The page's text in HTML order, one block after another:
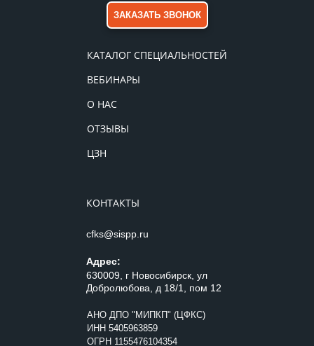
КАТАЛОГ СПЕЦИАЛЬНОСТЕЙ
ВЕБИНАРЫ
О НАС
ОТЗЫВЫ
ЦЗН
КОНТАКТЫ
cfks@sispp.ru
Адрес:
630009, г Новосибирск, ул
Добролюбова, д 18/1, пом 12
АНО ДПО "МИПКП" (ЦФКС)
ИНН 5405963859
ОГРН 1155476104354
ЗАКАЗАТЬ ЗВОНОК